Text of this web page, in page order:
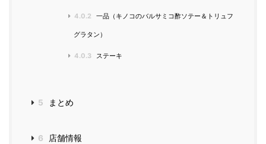
4.0.2 一品（キノコのバルサミコ酢ソテー＆トリュフ
グラタン）
4.0.3 ステーキ
5 まとめ
6 店舗情報